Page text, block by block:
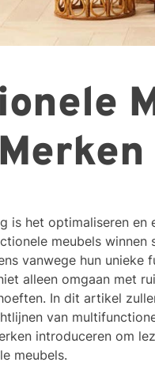
is het optimaliseren
meubels winnen
vanwege hun unieke
alleen omgaan met
In dit artikel
van
introduceren om
meubels.